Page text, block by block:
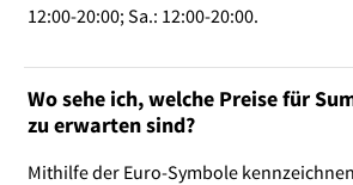
12:00-20:00; Sa.: 12:00-20:00.
Wo sehe ich, welche Preise für
zu erwarten sind?
Mithilfe der Euro-Symbole